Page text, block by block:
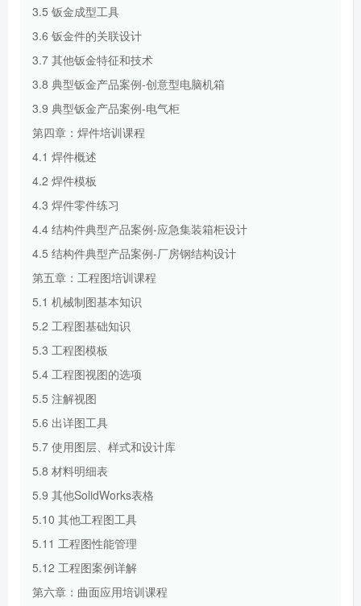
3.5 钣金成型工具
3.6 钣金件的关联设计
3.7 其他钣金特征和技术
3.8 典型钣金产品案例-创意型电脑机箱
3.9 典型钣金产品案例-电气柜
第四章：焊件培训课程
4.1 焊件概述
4.2 焊件模板
4.3 焊件零件练习
4.4 结构件典型产品案例-应急集装箱柜设计
4.5 结构件典型产品案例-厂房钢结构设计
第五章：工程图培训课程
5.1 机械制图基本知识
5.2 工程图基础知识
5.3 工程图模板
5.4 工程图视图的选项
5.5 注解视图
5.6 出详图工具
5.7 使用图层、样式和设计库
5.8 材料明细表
5.9 其他SolidWorks表格
5.10 其他工程图工具
5.11 工程图性能管理
5.12 工程图案例详解
第六章：曲面应用培训课程